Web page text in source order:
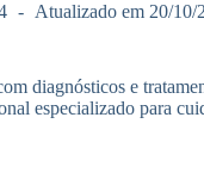
Atualizado em 20/10/
diagnósticos e
especializado para